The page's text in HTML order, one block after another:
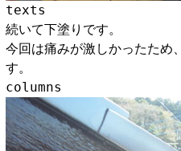
texts
続いて下塗りです。
今回は痛みが激しかったため
す。
columns